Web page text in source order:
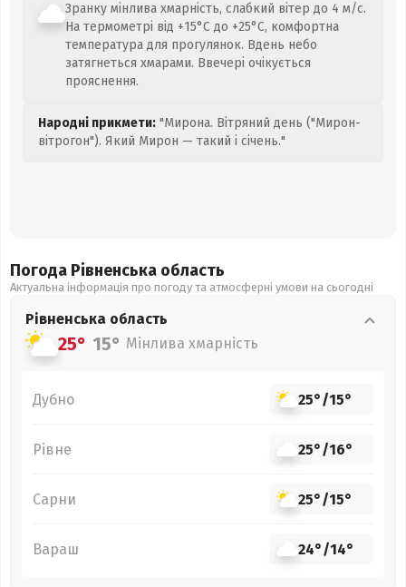
Зранку мінлива хмарність, слабкий вітер до 4 м/с.
На термометрі від +15°C до +25°C, комфортна
температура для прогулянок. Вдень небо
затягнеться хмарами. Ввечері очікується
прояснення.
Народні прикмети: "Мирона. Вітряний день ("Мирон-
вітрогон"). Який Мирон — такий і січень."
Погода Рівненська область
Актуальна інформація про погоду та атмосферні умови на сьогодні
Рівненська область
25° 15° Мінлива хмарність
Дубно 25°/15°
Рівне 25°/16°
Сарни 25°/15°
Вараш 24°/14°